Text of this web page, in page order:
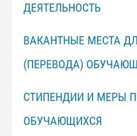
ДЕЯТЕЛЬНОСТЬ
ВАКАНТНЫЕ МЕСТА
(ПЕРЕВОДА)
СТИПЕНДИИ И МЕРЫ
ОБУЧАЮЩИХСЯ